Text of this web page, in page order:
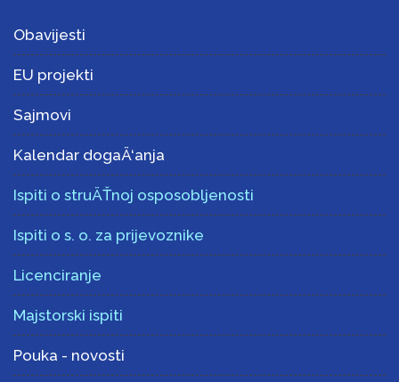
Obavijesti
EU projekti
Sajmovi
Kalendar dogaÄ‘anja
Ispiti o struÄŤnoj osposobljenosti
Ispiti o s. o. za prijevoznike
Licenciranje
Majstorski ispiti
Pouka - novosti